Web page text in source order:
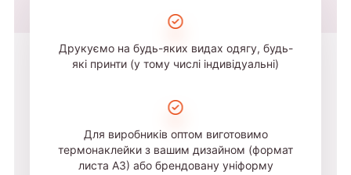
Друкуємо на будь-яких видах одягу, будь-
які принти (у тому числі індивідуальні)
Для виробників оптом виготовимо
термонаклейки з вашим дизайном (формат
листа А3) або брендовану уніформу